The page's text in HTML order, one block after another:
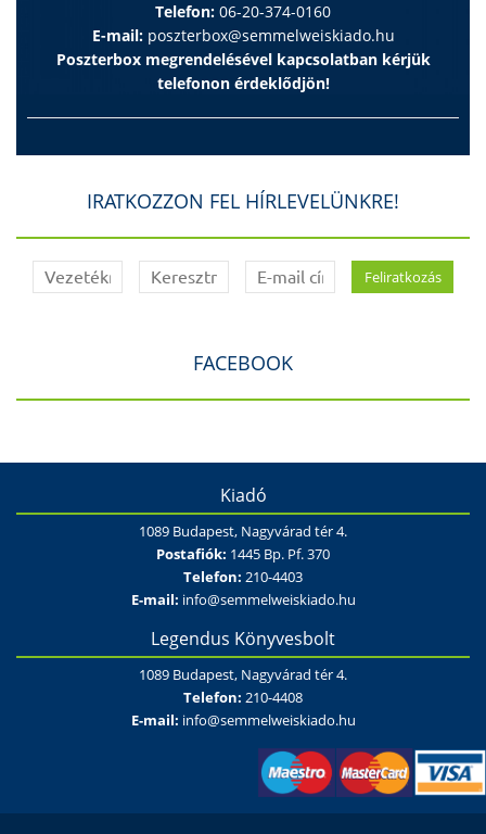
Telefon: 06-20-374-0160
E-mail: poszterbox@semmelweiskiado.hu
Poszterbox megrendelésével kapcsolatban kérjük
telefonon érdeklődjön!
IRATKOZZON FEL HÍRLEVELÜNKRE!
FACEBOOK
Kiadó
1089 Budapest, Nagyvárad tér 4.
Postafiók: 1445 Bp. Pf. 370
Telefon: 210-4403
E-mail: info@semmelweiskiado.hu
Legendus Könyvesbolt
1089 Budapest, Nagyvárad tér 4.
Telefon: 210-4408
E-mail: info@semmelweiskiado.hu